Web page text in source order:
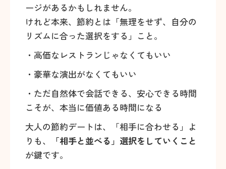
ージがあるかもしれません。
けれど本来、節約とは「無理をせず、自分の
リズムに合った選択をする」こと。
・高価なレストランじゃなくてもいい
・豪華な演出がなくてもいい
・ただ自然体で会話できる、安心できる時間
こそが、本当に価値ある時間になる
大人の節約デートは、「相手に合わせる」よ
りも、
「相手と並べる」選択をしていくこと
が鍵です。